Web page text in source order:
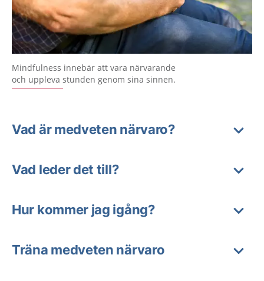
Mindfulness innebär att vara närvarande
och uppleva stunden genom sina sinnen.
Vad är medveten närvaro?
Vad leder det till?
Hur kommer jag igång?
Träna medveten närvaro